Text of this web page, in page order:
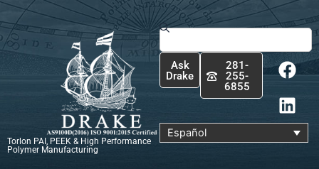
Ir
al
contenido
Torlon PAI, PEEK & High Performance
Polymer Manufacturing
Buscar
Ask
Drake
281-
255-
6855
F
a
c
e
b
o
L
i
n
k
e
d
Español